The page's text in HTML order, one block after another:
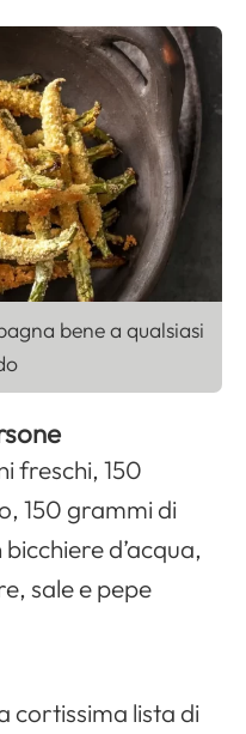
bene a qualsiasi
freschi, 150
150 grammi di
d’acqua,
sale e pepe
cortissima lista di
Apri il menu di navigazione